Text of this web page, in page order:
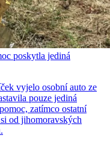
poskytla jediná
vyjelo osobní auto ze
pouze jediná
zatímco ostatní
od jihomoravských